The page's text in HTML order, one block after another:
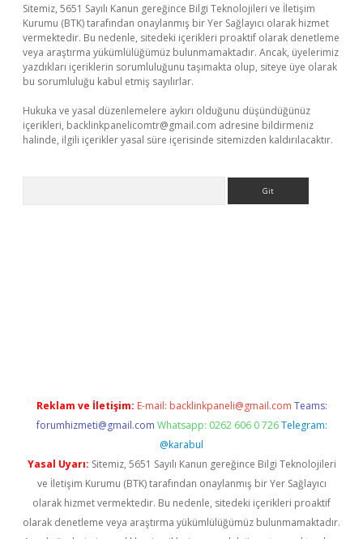
Sitemiz, 5651 Sayılı Kanun gereğince Bilgi Teknolojileri ve İletişim
Kurumu (BTK) tarafından onaylanmış bir Yer Sağlayıcı olarak hizmet
vermektedir. Bu nedenle, sitedeki içerikleri proaktif olarak denetleme
veya araştırma yükümlülüğümüz bulunmamaktadır. Ancak, üyelerimiz
yazdıkları içeriklerin sorumluluğunu taşımakta olup, siteye üye olarak
bu sorumluluğu kabul etmiş sayılırlar.
Hukuka ve yasal düzenlemelere aykırı olduğunu düşündüğünüz
içerikleri, backlinkpanelicomtr@gmail.com adresine bildirmeniz
halinde, ilgili içerikler yasal süre içerisinde sitemizden kaldırılacaktır.
Reklam ve İletişim: E-mail: backlinkpaneli@gmail.com Teams:
forumhizmeti@gmail.com Whatsapp: 0262 606 0 726 Telegram:
@karabul
Yasal Uyarı: Sitemiz, 5651 Sayılı Kanun gereğince Bilgi Teknolojileri
ve İletişim Kurumu (BTK) tarafından onaylanmış bir Yer Sağlayıcı
olarak hizmet vermektedir. Bu nedenle, sitedeki içerikleri proaktif
olarak denetleme veya araştırma yükümlülüğümüz bulunmamaktadır.